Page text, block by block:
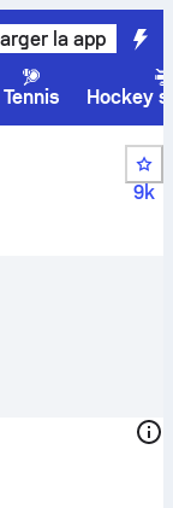
la app
Tennis
Hockey
d´Ivoire
9k